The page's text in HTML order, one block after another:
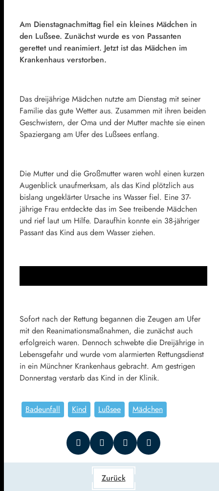
Am Dienstagnachmittag fiel ein kleines Mädchen in
den Lußsee. Zunächst wurde es von Passanten
gerettet und reanimiert. Jetzt ist das Mädchen im
Krankenhaus verstorben.
Das dreijährige Mädchen nutzte am Dienstag mit seiner
Familie das gute Wetter aus. Zusammen mit ihren beiden
Geschwistern, der Oma und der Mutter machte sie einen
Spaziergang am Ufer des Lußsees entlang.
Die Mutter und die Großmutter waren wohl einen kurzen
Augenblick unaufmerksam, als das Kind plötzlich aus
bislang ungeklärter Ursache ins Wasser fiel. Eine 37-
jährige Frau entdeckte das im See treibende Mädchen
und rief laut um Hilfe. Daraufhin konnte ein 38-jähriger
Passant das Kind aus dem Wasser ziehen.
Sofort nach der Rettung begannen die Zeugen am Ufer
mit den Reanimationsmaßnahmen, die zunächst auch
erfolgreich waren. Dennoch schwebte die Dreijährige in
Lebensgefahr und wurde vom alarmierten Rettungsdienst
in ein Münchner Krankenhaus gebracht. Am gestrigen
Donnerstag verstarb das Kind in der Klinik.
Badeunfall Kind Lußsee Mädchen
Zurück